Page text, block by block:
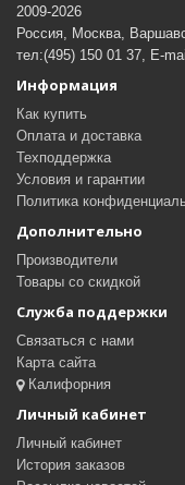
2009-2026
Россия, Москва,
тел:(495) 150 01 37, E-
Информация
Как купить
Оплата и доставка
Техподдержка
Условия и гарантии
Политика
Дополнительно
Производители
Товары со скидкой
Служба поддержки
Связаться с нами
Карта сайта
Калифорния
Личный кабинет
Личный кабинет
История заказов